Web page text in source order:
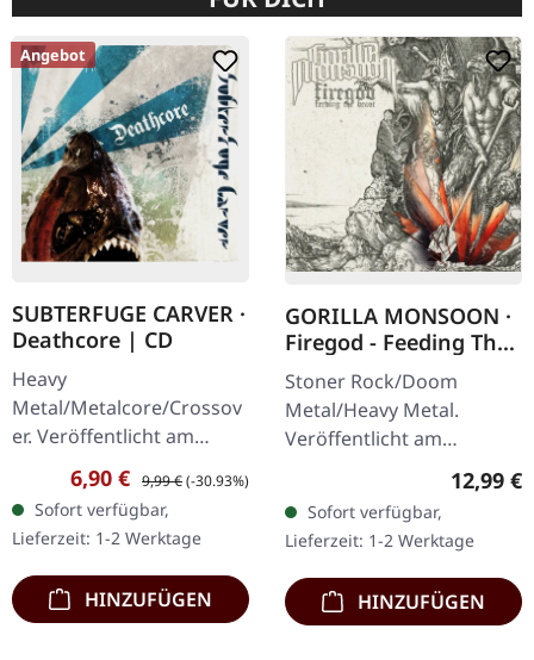
Angebot
SUBTERFUGE CARVER ·
Deathcore | CD
Heavy
Metal/Metalcore/Crossov
er. Veröffentlicht am
08.02.2008, auf Supreme
Chaos Records. CD im
Jewelcase mit 12-seitigem
Booklet. Subterfuge
Carver…
Verkaufspreis:
6,90 € Regulärer Preis:
9,99 €(-30.93%)
Sofort verfügbar,
Lieferzeit: 1-2 Werktage
HINZUFÜGEN
GORILLA MONSOON ·
Firegod - Feeding The
Beast | CD
Stoner Rock/Doom
Metal/Heavy Metal.
Veröffentlicht am
11.05.2018, auf Supreme
Chaos Records. CD im
Jewelcase mit 8-seitigem
Booklet. Das dritte
Album…
12,99 €
Sofort verfügbar,
Lieferzeit: 1-2 Werktage
HINZUFÜGEN